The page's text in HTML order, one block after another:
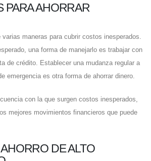
PARA AHORRAR
varias maneras para cubrir costos inesperados.
una forma de manejarlo es trabajar con
de crédito. Establecer una mudanza regular a
emergencia es otra forma de ahorrar dinero.
con la que surgen costos inesperados,
mejores movimientos financieros que puede
DE ALTO